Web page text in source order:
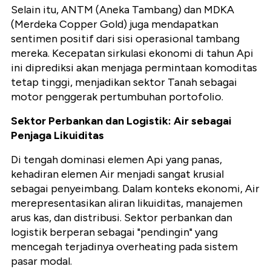
Selain itu,ANTM (Aneka Tambang)dan MDKA
(Merdeka Copper Gold) juga mendapatkan
sentimen positif dari sisi operasional tambang
mereka. Kecepatan sirkulasi ekonomi di tahun Api
ini diprediksi akan menjaga permintaan komoditas
tetap tinggi, menjadikan sektor Tanah sebagai
motor penggerak pertumbuhan portofolio.
Sektor Perbankan dan Logistik: Air sebagai
Penjaga Likuiditas
Di tengah dominasi elemen Api yang panas,
kehadiran elemen Air menjadi sangat krusial
sebagai penyeimbang. Dalam konteks ekonomi,Air
merepresentasikan aliran likuiditas, manajemen
arus kas,dan distribusi. Sektor perbankan dan
logistik berperan sebagai "pendingin" yang
mencegah terjadinyaoverheating pada sistem
pasar modal.